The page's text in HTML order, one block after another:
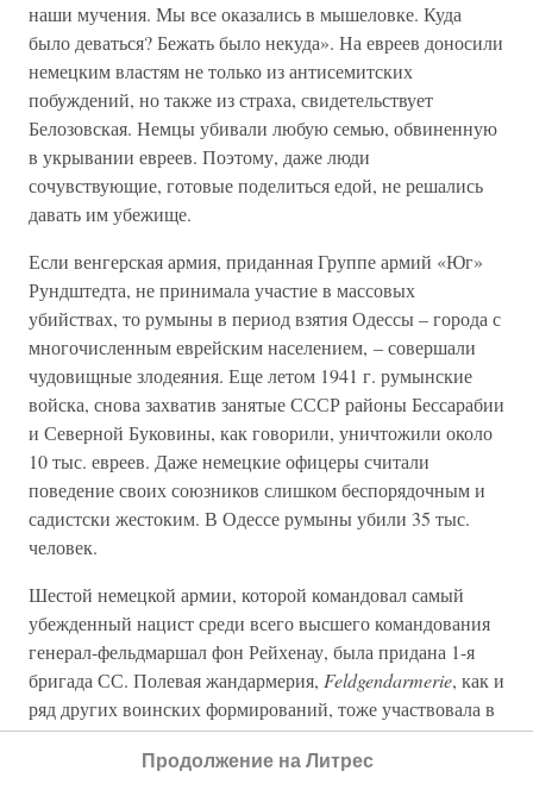
наши мучения. Мы все оказались в мышеловке. Куда
было деваться? Бежать было некуда». На евреев доносили
немецким властям не только из антисемитских
побуждений, но также из страха, свидетельствует
Белозовская. Немцы убивали любую семью, обвиненную
в укрывании евреев. Поэтому, даже люди
сочувствующие, готовые поделиться едой, не решались
давать им убежище.
Если венгерская армия, приданная Группе армий «Юг»
Рундштедта, не принимала участие в массовых
убийствах, то румыны в период взятия Одессы – города с
многочисленным еврейским населением, – совершали
чудовищные злодеяния. Еще летом 1941 г. румынские
войска, снова захватив занятые СССР районы Бессарабии
и Северной Буковины, как говорили, уничтожили около
10 тыс. евреев. Даже немецкие офицеры считали
поведение своих союзников слишком беспорядочным и
садистски жестоким. В Одессе румыны убили 35 тыс.
человек.
Шестой немецкой армии, которой командовал самый
убежденный нацист среди всего высшего командования
генерал-фельдмаршал фон Рейхенау, была придана 1-я
бригада СС. Полевая жандармерия, Feldgendarmerie, как и
ряд других воинских формирований, тоже участвовала в
массовых убийствах. 27 сентября, вскоре после захвата
Киева, Рейхенау вызвал на совещание коменданта города
Продолжение на Литрес